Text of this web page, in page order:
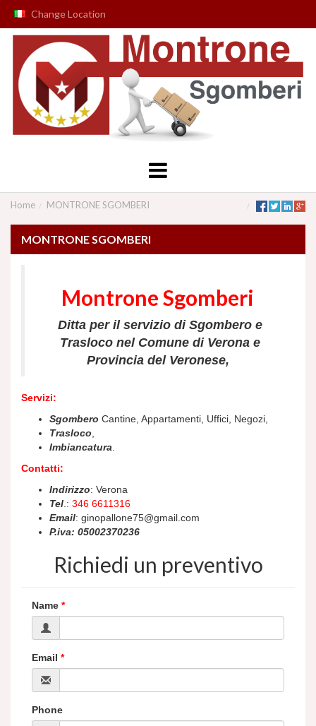
Change Location
Home MONTRONE SGOMBERI
MONTRONE SGOMBERI
Montrone Sgomberi
Ditta per il servizio di Sgombero e
Trasloco nel Comune di Verona e
Provincia del Veronese,
Servizi:
Sgombero Cantine, Appartamenti, Uffici, Negozi,
Trasloco
Imbiancatura
Contatti:
Indirizzo: Verona
Tel .: 346 6611316
Email: ginopallone75@gmail.com
P.iva: 05002370236
Richiedi un preventivo
Name *
Email *
Phone